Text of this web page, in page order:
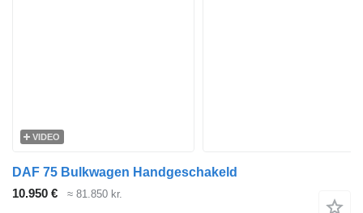
VIDEO
DAF 75 Bulkwagen Handgeschakeld
10.950 €
≈ 81.850 kr.